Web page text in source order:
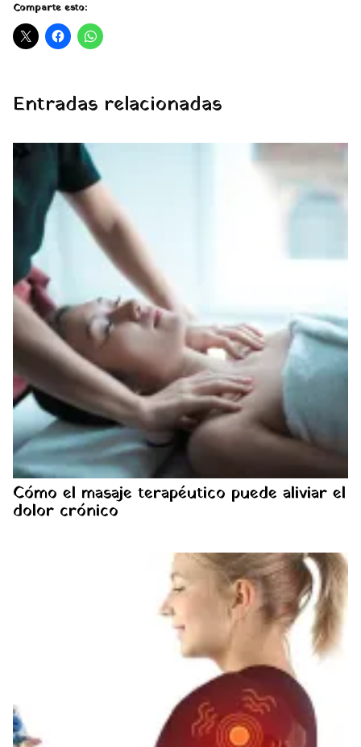
Comparte esto:
Entradas relacionadas
Cómo el masaje terapéutico puede aliviar el
dolor crónico